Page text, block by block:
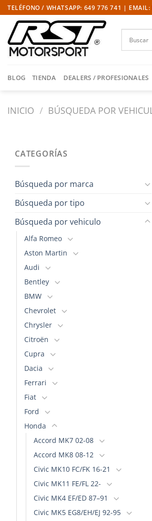
Saltar
al
contenido
TELÉFONO / WHATSAPP: 649 776 741 | EMAIL:
BLOG TIENDA DEALERS / PROFESIONALES
INICIO / BÚSQUEDA POR
CATEGORÍAS
Búsqueda por marca
Búsqueda por tipo
Búsqueda por vehiculo
Alfa Romeo
Aston Martin
Audi
Bentley
BMW
Chevrolet
Chrysler
Citroën
Cupra
Dacia
Ferrari
Fiat
Ford
Honda
Accord MK7 02-08
Accord MK8 08-12
Civic MK10 FC/FK 16-21
Civic MK11 FE/FL 22-
Civic MK4 EF/ED 87–91
Civic MK5 EG8/EH/EJ 92-95